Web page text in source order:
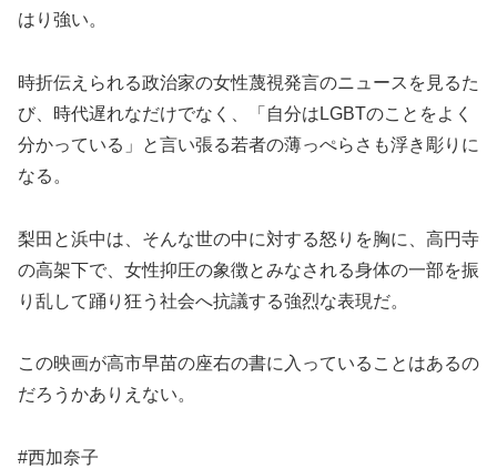
はり強い。
時折伝えられる政治家の女性蔑視発言のニュースを見るた
び、時代遅れなだけでなく、「自分はLGBTのことをよく
分かっている」と言い張る若者の薄っぺらさも浮き彫りに
なる。
梨田と浜中は、そんな世の中に対する怒りを胸に、高円寺
の高架下で、女性抑圧の象徴とみなされる身体の一部を振
り乱して踊り狂う社会へ抗議する強烈な表現だ。
この映画が高市早苗の座右の書に入っていることはあるの
だろうかありえない。
#西加奈子